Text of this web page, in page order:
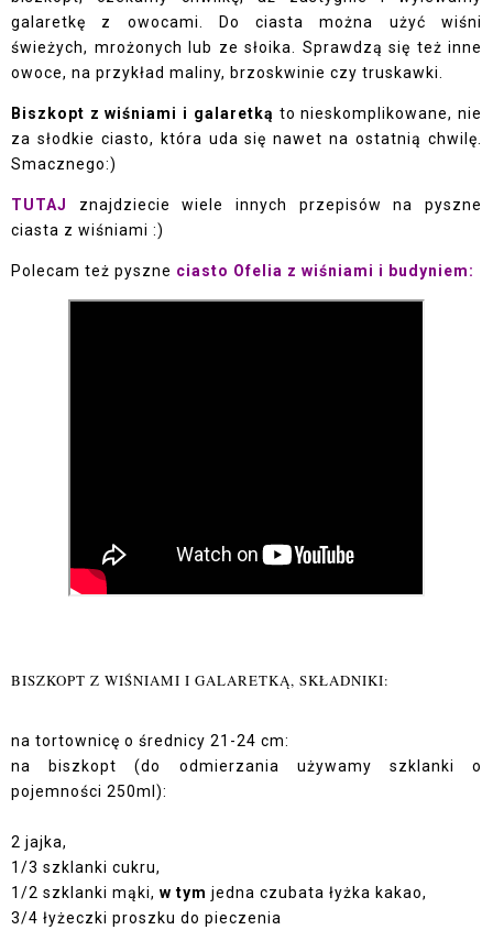
galaretkę z owocami. Do ciasta można użyć wiśni
świeżych, mrożonych lub ze słoika. Sprawdzą się też inne
owoce, na przykład maliny, brzoskwinie czy truskawki.
Biszkopt z wiśniami i galaretką to nieskomplikowane, nie
za słodkie ciasto, która uda się nawet na ostatnią chwilę.
Smacznego:)
TUTAJ
znajdziecie wiele innych przepisów na pyszne
ciasta z wiśniami :)
Polecam też pyszne ciasto Ofelia z wiśniami i budyniem:
BISZKOPT Z WIŚNIAMI I GALARETKĄ, SKŁADNIKI:
na tortownicę o średnicy 21-24 cm:
na biszkopt (do odmierzania używamy szklanki o
pojemności 250ml):
2 jajka,
1/3 szklanki cukru,
1/2 szklanki mąki, w tym jedna czubata łyżka kakao,
3/4 łyżeczki proszku do pieczenia